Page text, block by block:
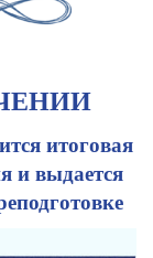
итоговая
и выдается